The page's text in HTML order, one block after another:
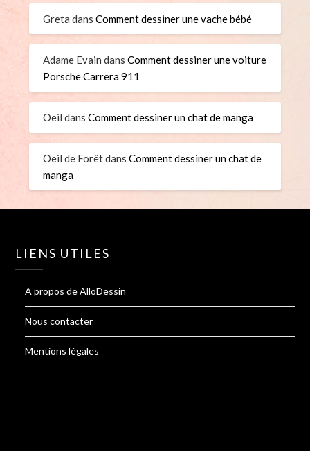
Greta dansComment dessiner une vache bébé
Adame Evain dansComment dessiner une voiture
Porsche Carrera 911
Oeil dansComment dessiner un chat de manga
Oeil de ForêtdansComment dessiner un chat de
manga
LIENS UTILES
A propos de AlloDessin
Nous contacter
Mentions légales